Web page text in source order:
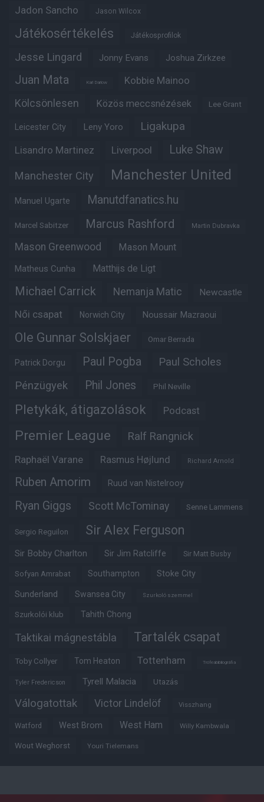
Jadon Sancho Jason Wilcox
Játékosértékelés Játékosprofilok
Jesse Lingard Jonny Evans Joshua Zirkzee
Juan Mata Karl Darlow Kobbie Mainoo
Kölcsönlesen Közös meccsnézések Lee Grant
Leicester City Leny Yoro Ligakupa
Lisandro Martinez Liverpool Luke Shaw
Manchester City Manchester United
Manuel Ugarte Manutdfanatics.hu
Marcel Sabitzer Marcus Rashford Martin Dubravka
Mason Greenwood Mason Mount
Matheus Cunha Matthijs de Ligt
Michael Carrick Nemanja Matic Newcastle
Női csapat Norwich City Noussair Mazraoui
Ole Gunnar Solskjaer Omar Berrada
Patrick Dorgu Paul Pogba Paul Scholes
Pénzügyek Phil Jones Phil Neville
Pletykák, átigazolások Podcast
Premier League Ralf Rangnick
Raphaël Varane Rasmus Højlund Richard Arnold
Ruben Amorim Ruud van Nistelrooy
Ryan Giggs Scott McTominay Senne Lammens
Sergio Reguilon Sir Alex Ferguson
Sir Bobby Charlton Sir Jim Ratcliffe Sir Matt Busby
Sofyan Amrabat Southampton Stoke City
Sunderland Swansea City Szurkoló szemmel
Szurkolói klub Tahith Chong
Taktikai mágnestábla Tartalék csapat
Toby Collyer Tom Heaton Tottenham Trófeabibliográfia
Tyler Fredericson Tyrell Malacia Utazás
Válogatottak Victor Lindelöf Visszhang
Watford West Brom West Ham Willy Kambwala
Wout Weghorst Youri Tielemans